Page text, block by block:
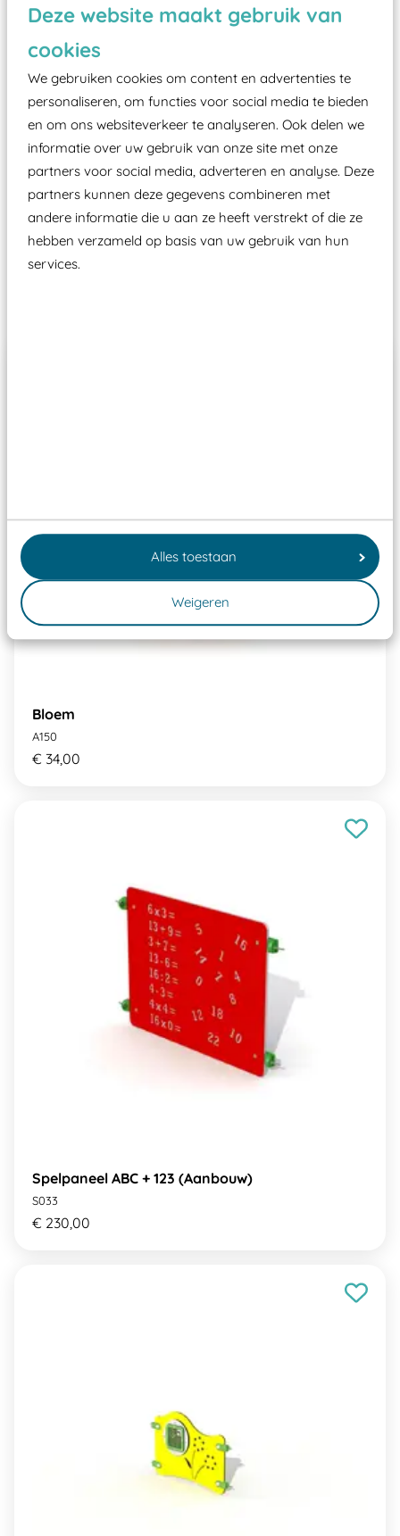
Deze website maakt gebruik van
cookies
We gebruiken cookies om content en advertenties te
personaliseren, om functies voor social media te bieden
en om ons websiteverkeer te analyseren. Ook delen we
informatie over uw gebruik van onze site met onze
partners voor social media, adverteren en analyse. Deze
partners kunnen deze gegevens combineren met
andere informatie die u aan ze heeft verstrekt of die ze
hebben verzameld op basis van uw gebruik van hun
services.
Alles toestaan
Weigeren
valondergrond onder speeltoestellen verplicht is
zoals kunstgras, rubber tegels of boomschors?
Elk speeltoestel in de openbare ruimte voorzien
moet zijn van een typekeuring, -plaatje en
certificering, uitgegeven door een Nederlands
aangewezen keuringsinstantie?
Wij ook speeltoestellen kunnen laten keuren zodat
ze toch binnen het Warenwetbesluit Attractie- en
Bloem
A150
€ 34,00
Spelpaneel ABC + 123 (Aanbouw)
S033
€ 230,00